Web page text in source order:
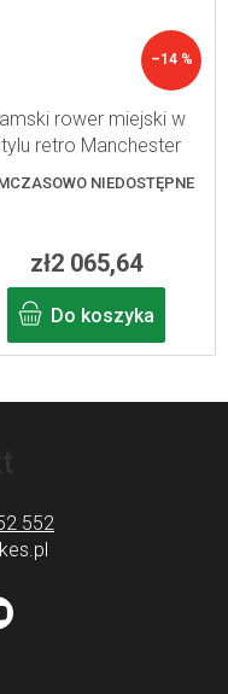
–14 %
rower miejski w
retro Manchester
Creme 28"NIEDOSTĘPNE
zł2 065,64
Do koszyka
552